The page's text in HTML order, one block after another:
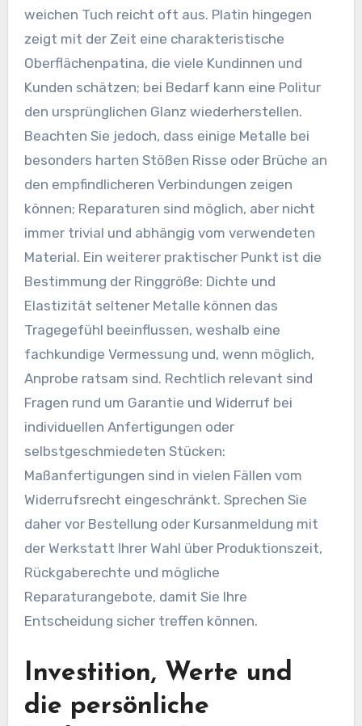
weichen Tuch reicht oft aus. Platin hingegen
zeigt mit der Zeit eine charakteristische
Oberflächenpatina, die viele Kundinnen und
Kunden schätzen; bei Bedarf kann eine Politur
den ursprünglichen Glanz wiederherstellen.
Beachten Sie jedoch, dass einige Metalle bei
besonders harten Stößen Risse oder Brüche an
den empfindlicheren Verbindungen zeigen
können; Reparaturen sind möglich, aber nicht
immer trivial und abhängig vom verwendeten
Material. Ein weiterer praktischer Punkt ist die
Bestimmung der Ringgröße: Dichte und
Elastizität seltener Metalle können das
Tragegefühl beeinflussen, weshalb eine
fachkundige Vermessung und, wenn möglich,
Anprobe ratsam sind. Rechtlich relevant sind
Fragen rund um Garantie und Widerruf bei
individuellen Anfertigungen oder
selbstgeschmiedeten Stücken:
Maßanfertigungen sind in vielen Fällen vom
Widerrufsrecht eingeschränkt. Sprechen Sie
daher vor Bestellung oder Kursanmeldung mit
der Werkstatt Ihrer Wahl über Produktionszeit,
Rückgaberechte und mögliche
Reparaturangebote, damit Sie Ihre
Entscheidung sicher treffen können.
Investition, Werte und
die persönliche